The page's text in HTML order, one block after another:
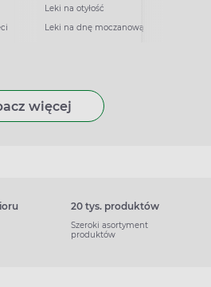
Leki na otyłość
Leki na dnę moczanową
więcej
20 tys. produktów
Szeroki asortyment
produktów